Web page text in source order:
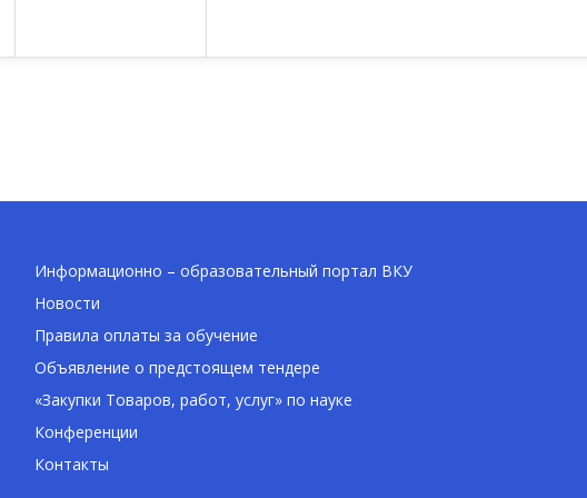
Информационно – образовательный портал ВКУ
Новости
Правила оплаты за обучение
Объявление о предстоящем тендере
«Закупки Товаров, работ, услуг» по науке
Конференции
Контакты